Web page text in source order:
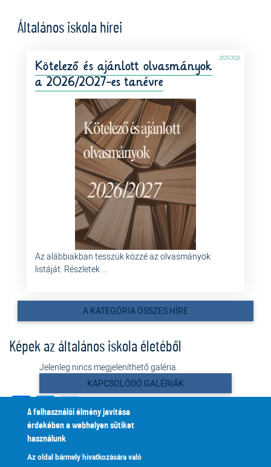
Általános iskola hírei
2025/2026
Kötelező és ajánlott olvasmányok
a 2026/2027-es tanévre
Az alábbiakban tesszük közzé az olvasmányok
listáját. Részletek ...
A KATEGÓRIA ÖSSZES HÍRE
Képek az általános iskola életéből
Jelenleg nincs megjeleníthető galéria.
KAPCSOLÓDÓ GALÉRIÁK
Facebook
Twitter
instagram
Egységeink
A felhasználói élmény javítása
érdekében a webhelyen sütiket
használunk
Az oldal bármely hivatkozására való